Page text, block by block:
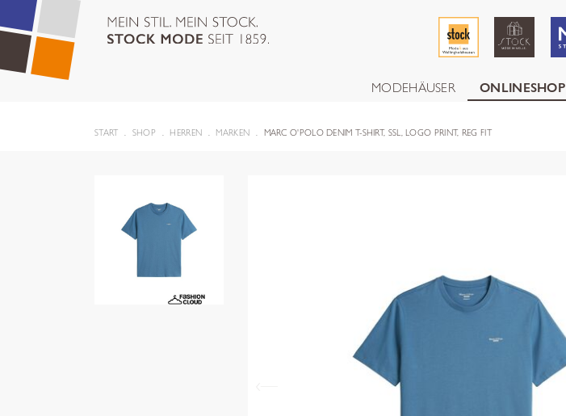
MODEHÄUSER ONLINESHOP
START SHOP HERREN MARKEN MARC O'POLO DENIM T-SHIRT, SSL, LOGO PRINT, REG FIT